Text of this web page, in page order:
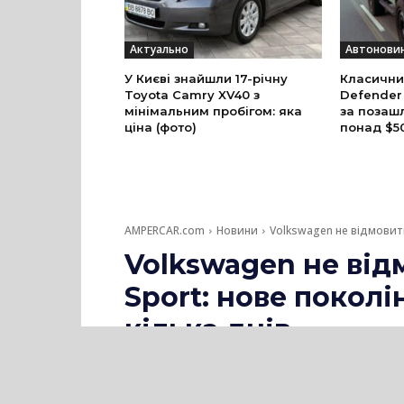
Актуально
У Києві знайшли 17-річну
Toyota Camry XV40 з
мінімальним пробігом: яка
ціна (фото)
Defender
за
понад